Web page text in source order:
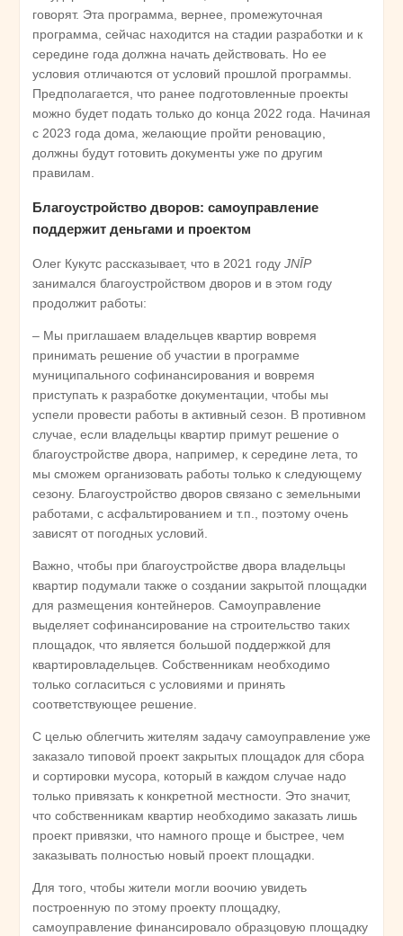
говорят. Эта программа, вернее, промежуточная
программа, сейчас находится на стадии разработки и к
середине года должна начать действовать. Но ее
условия отличаются от условий прошлой программы.
Предполагается, что ранее подготовленные проекты
можно будет подать только до конца 2022 года. Начиная
с 2023 года дома, желающие пройти реновацию,
должны будут готовить документы уже по другим
правилам.
Благоустройство дворов: самоуправление
поддержит деньгами и проектом
Олег Кукутс рассказывает, что в 2021 году JNĪP
занимался благоустройством дворов и в этом году
продолжит работы:
– Мы приглашаем владельцев квартир вовремя
принимать решение об участии в программе
муниципального софинансирования и вовремя
приступать к разработке документации, чтобы мы
успели провести работы в активный сезон. В противном
случае, если владельцы квартир примут решение о
благоустройстве двора, например, к середине лета, то
мы сможем организовать работы только к следующему
сезону. Благоустройство дворов связано с земельными
работами, с асфальтированием и т.п., поэтому очень
зависят от погодных условий.
Важно, чтобы при благоустройстве двора владельцы
квартир подумали также о создании закрытой площадки
для размещения контейнеров. Самоуправление
выделяет софинансирование на строительство таких
площадок, что является большой поддержкой для
квартировладельцев. Собственникам необходимо
только согласиться с условиями и принять
соответствующее решение.
С целью облегчить жителям задачу самоуправление уже
заказало типовой проект закрытых площадок для сбора
и сортировки мусора, который в каждом случае надо
только привязать к конкретной местности. Это значит,
что собственникам квартир необходимо заказать лишь
проект привязки, что намного проще и быстрее, чем
заказывать полностью новый проект площадки.
Для того, чтобы жители могли воочию увидеть
построенную по этому проекту площадку,
самоуправление финансировало образцовую площадку